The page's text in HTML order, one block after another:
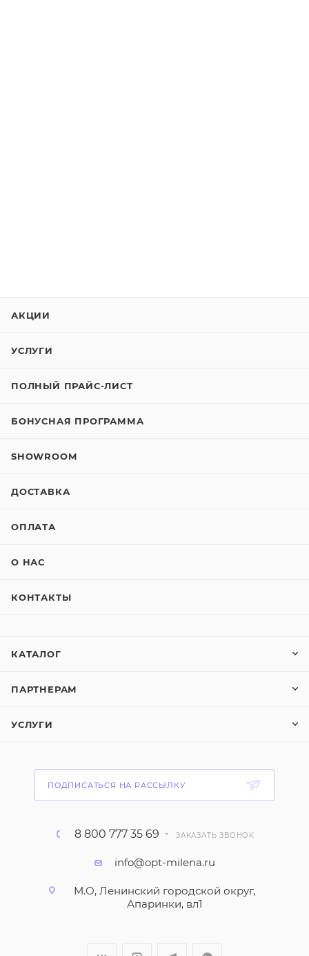
АКЦИИ
УСЛУГИ
ПОЛНЫЙ ПРАЙС-ЛИСТ
БОНУСНАЯ ПРОГРАММА
SHOWROOM
ДОСТАВКА
ОПЛАТА
О НАС
КОНТАКТЫ
КАТАЛОГ
ПАРТНЕРАМ
УСЛУГИ
ПОДПИСАТЬСЯ НА РАССЫЛКУ
8 800 777 35 69 ЗАКАЗАТЬ ЗВОНОК
info@opt-milena.ru
М.О, Ленинский городской округ,
Апаринки, вл1